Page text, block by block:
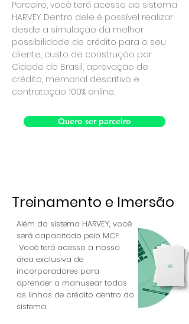
Parceiro, você terá acesso ao sistema
HARVEY. Dentro dele é possível realizar
desde a simulação da melhor
possibilidade de crédito para o seu
cliente, custo de construção por
Cidade do Brasil, aprovação de
crédito, memorial descritivo e
contratação 100% online.
Quero ser parceiro
Treinamento e Imersão
Além do sistema HARVEY, você
será capacitado pelo MCF.
Você terá acesso a nossa
área exclusiva de
incorporadores para
aprender a manusear todas
as linhas de crédito dentro do
sistema.